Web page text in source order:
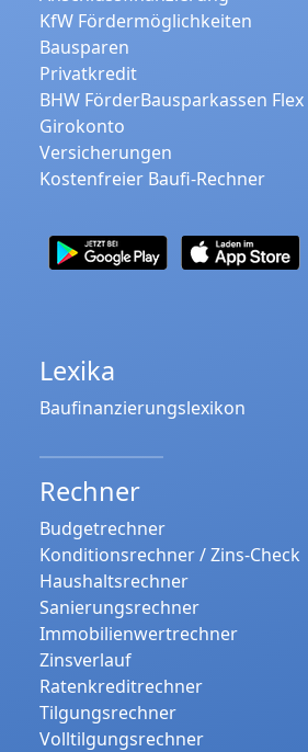
KfW Fördermöglichkeiten
Bausparen
Privatkredit
BHW FörderBausparkassen Flex
Girokonto
Versicherungen
Kostenfreier Baufi-Rechner
Lexika
Baufinanzierungslexikon
Rechner
Budgetrechner
Konditionsrechner / Zins-Check
Haushaltsrechner
Sanierungsrechner
Immobilienwertrechner
Zinsverlauf
Ratenkreditrechner
Tilgungsrechner
Volltilgungsrechner